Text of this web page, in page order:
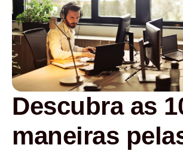
Descubra as
maneiras